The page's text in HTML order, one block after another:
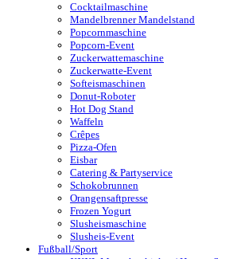
Cocktailmaschine
Mandelbrenner Mandelstand
Popcornmaschine
Popcorn-Event
Zuckerwattemaschine
Zuckerwatte-Event
Softeismaschinen
Donut-Roboter
Hot Dog Stand
Waffeln
Crêpes
Pizza-Ofen
Eisbar
Catering & Partyservice
Schokobrunnen
Orangensaftpresse
Frozen Yogurt
Slusheismaschine
Slusheis-Event
Fußball/Sport